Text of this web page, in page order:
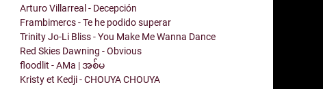
Arturo Villarreal - Decepción
Frambimercs - Te he podido superar
Trinity Jo-Li Bliss - You Make Me Wanna Dance
Red Skies Dawning - Obvious
floodlit - AMa | အစ်မ
Kristy et Kedji - CHOUYA CHOUYA